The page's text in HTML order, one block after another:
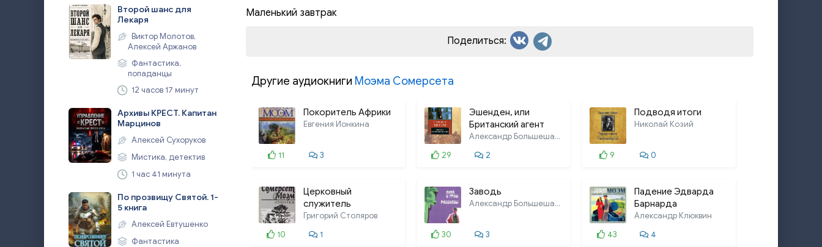
Второй шанс для
Лекаря
Виктор Молотов,
Алексей Аржанов
Фантастика,
попаданцы
12 часов 17 минут
Архивы КРЕСТ. Капитан
Марцинов
Алексей Сухоруков
Мистика, детектив
1 час 41 минута
По прозвищу Святой. 1-
5 книга
Алексей Евтушенко
Фантастика
Маленький завтрак
Поделиться:
Другие аудиокниги Моэма Сомерсета
Покоритель Африки
Евгения Ионкина
11 3
Эшенден, или
Британский агент
Александр Большешальский
29
2
Подводя итоги
Николай Козий
9 0
Церковный
служитель
Григорий Столяров
10
1
Заводь
Александр Большешальский
30 3
Падение Эдварда
Барнарда
Александр Клюквин
43
4